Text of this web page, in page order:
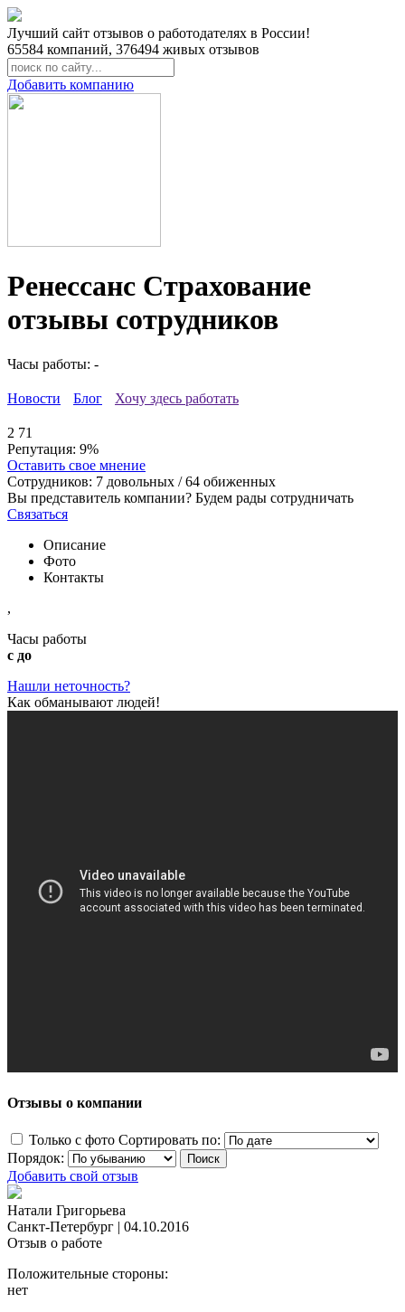
Лучший сайт отзывов о работодателях в России!
65584 компаний, 376494 живых отзывов
Добавить компанию
Ренессанс Страхование
отзывы сотрудников
Часы работы: -
Новости Блог Хочу здесь работать
2 71
Репутация: 9%
Оставить свое мнение
Сотрудников: 7 довольных /64 обиженных
Вы представитель компании? Будем рады сотрудничать
Связаться
Описание
Фото
Контакты
,
Часы работы
с до
Нашли неточность?
Как обманывают людей!
Отзывы о компании
Только с фото Сортировать по:
Порядок:
Добавить свой отзыв
Натали Григорьева
Санкт-Петербург | 04.10.2016
Отзыв о работе
Положительные стороны:
нет